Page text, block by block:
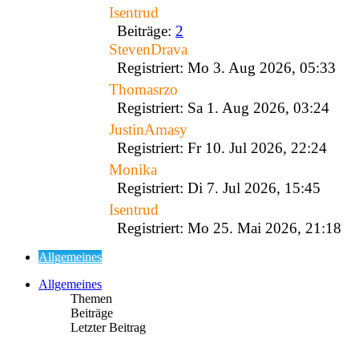
Isentrud
Beiträge: 2
StevenDrava
Registriert: Mo 3. Aug 2026, 05:33
Thomasrzo
Registriert: Sa 1. Aug 2026, 03:24
JustinAmasy
Registriert: Fr 10. Jul 2026, 22:24
Monika
Registriert: Di 7. Jul 2026, 15:45
Isentrud
Registriert: Mo 25. Mai 2026, 21:18
Allgemeines
Allgemeines
Themen
Beiträge
Letzter Beitrag